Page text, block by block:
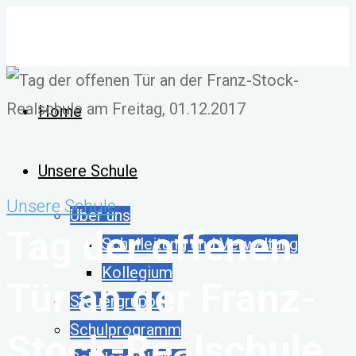
springen
Home
Unsere Schule
Über uns
Schulleitung und Verwaltung
Kollegium
Steuergruppe
Schulprogramm
Unsere Schule
Tag der offenen
Tür an der Franz-